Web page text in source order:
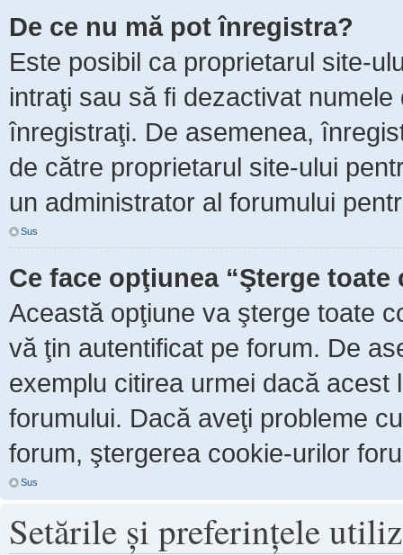
De ce nu mă pot înregistra?
Este posibil ca proprietarul site-
intraţi sau să fi dezactivat
înregistraţi. De asemenea,
de către proprietarul site-ului
un administrator al forumului
Sus
Ce face opţiunea “Şterge
Această opţiune va şterge toate
vă ţin autentificat pe forum. De
exemplu citirea urmei dacă
forumului. Dacă aveţi probleme
forum, ştergerea cookie-urilor
Sus
Setările şi preferinţele